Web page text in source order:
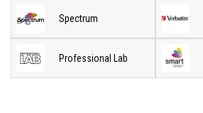
Spectrum
Professional Lab